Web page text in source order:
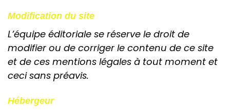
Modification du site
L’équipe éditoriale se réserve le droit de
modifier ou de corriger le contenu de ce site
et de ces mentions légales à tout moment et
ceci sans préavis.
Hébergeur